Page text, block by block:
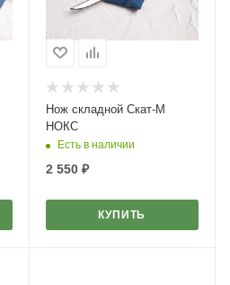
Нож складной Скат-М
НОКС
Есть в наличии
2 550₽
КУПИТЬ